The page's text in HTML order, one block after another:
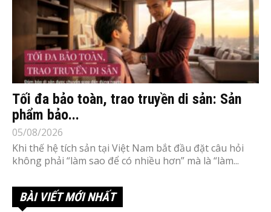
Tối đa bảo toàn, trao truyền di sản: Sản
phẩm bảo...
05/08/2026
Khi thế hệ tích sản tại Việt Nam bắt đầu đặt câu hỏi
không phải “làm sao để có nhiều hơn” mà là “làm...
BÀI VIẾT MỚI NHẤT